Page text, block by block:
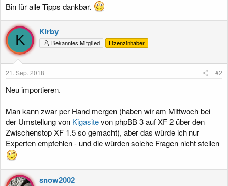
Bin für alle Tipps dankbar.
K
Kirby
Bekanntes Mitglied Lizenzinhaber
21. Sep. 2018 #2
Neu importieren.
Man kann zwar per Hand mergen (haben wir am Mittwoch bei
der Umstellung von Kigasitevon phpBB 3 auf XF 2 über den
Zwischenstop XF 1.5 so gemacht), aber das würde ich nur
Experten empfehlen - und die würden solche Fragen nicht stellen
snow2002